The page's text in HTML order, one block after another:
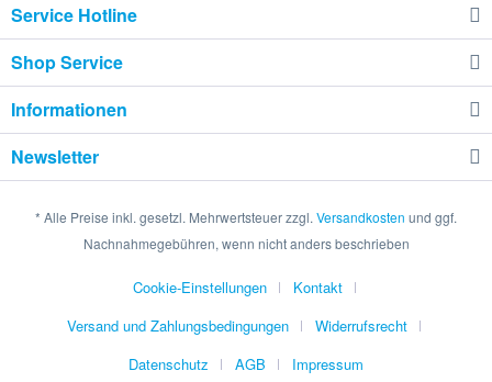
Service Hotline
Shop Service
Informationen
Newsletter
* Alle Preise inkl. gesetzl. Mehrwertsteuer zzgl. Versandkosten und ggf.
Nachnahmegebühren, wenn nicht anders beschrieben
Cookie-Einstellungen
Kontakt
Versand und Zahlungsbedingungen
Widerrufsrecht
Datenschutz
AGB Impressum